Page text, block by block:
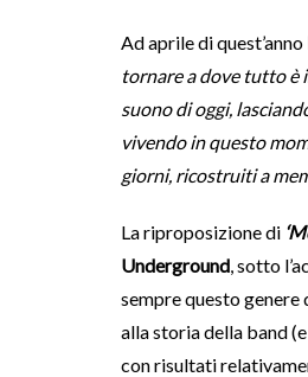
Ad aprile di quest’anno
tornare a dove tutto è
suono di oggi,
vivendo in questo
giorni, ricostruiti a
La riproposizione di
Underground, sotto
sempre questo genere
alla storia della band
con risultati